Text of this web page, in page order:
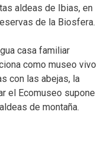
aldeas de Ibias, en
de la Biosfera.
casa familiar
como museo vivo
con las abejas, la
el Ecomuseo supone
de montaña.